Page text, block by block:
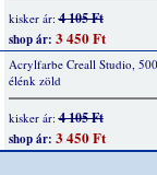
kisker ár:4 105 Ft
shop ár: 3 450 Ft
Acrylfarbe Creall Studio,
élénk zöld
kisker ár:4 105 Ft
shop ár: 3 450 Ft